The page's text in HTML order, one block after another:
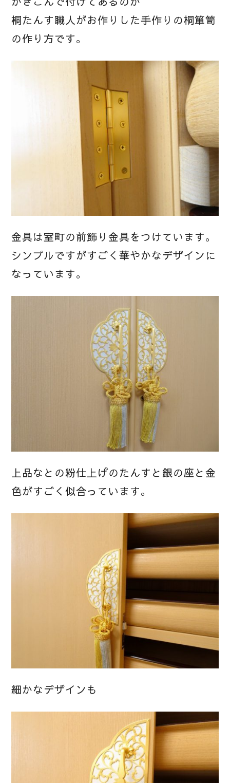
桐たんす職人がお作りした手作りの桐箪笥
の作り方です。
金具は室町の前飾り金具をつけています。
シンプルですがすごく華やかなデザインに
なっています。
上品なとの粉仕上げのたんすと銀の座と金
色がすごく似合っています。
細かなデザインも